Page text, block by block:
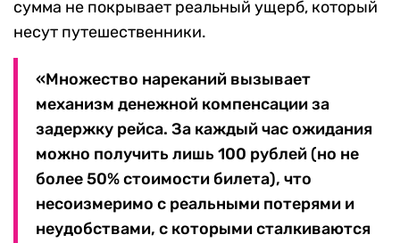
сумма не покрывает реальный ущерб, который
несут путешественники.
«Множество нареканий вызывает
механизм денежной компенсации за
задержку рейса. За каждый час ожидания
можно получить лишь 100 рублей (но не
более 50% стоимости билета), что
несоизмеримо с реальными потерями и
неудобствами, с которыми сталкиваются